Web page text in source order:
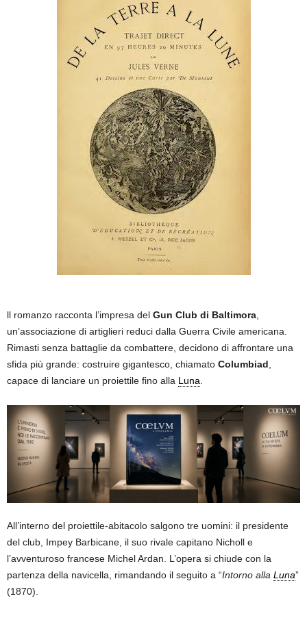
ll romanzo racconta l’impresa del Gun Club di Baltimora,
un’associazione di artiglieri reduci dalla Guerra Civile americana.
Rimasti senza battaglie da combattere, decidono di affrontare una
sfida più grande: costruire gigantesco, chiamato Columbiad,
capace di lanciare un proiettile fino alla Luna.
All’interno del proiettile-abitacolo salgono tre uomini: il presidente
del club, Impey Barbicane, il suo rivale capitano Nicholl e
l’avventuroso francese Michel Ardan. L’opera si chiude con la
partenza della navicella, rimandando il seguito a “Intorno alla Luna”
(1870).